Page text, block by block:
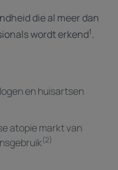
die al meer dan
wordt erkend1.
en huisartsen
atopie markt van
(2)